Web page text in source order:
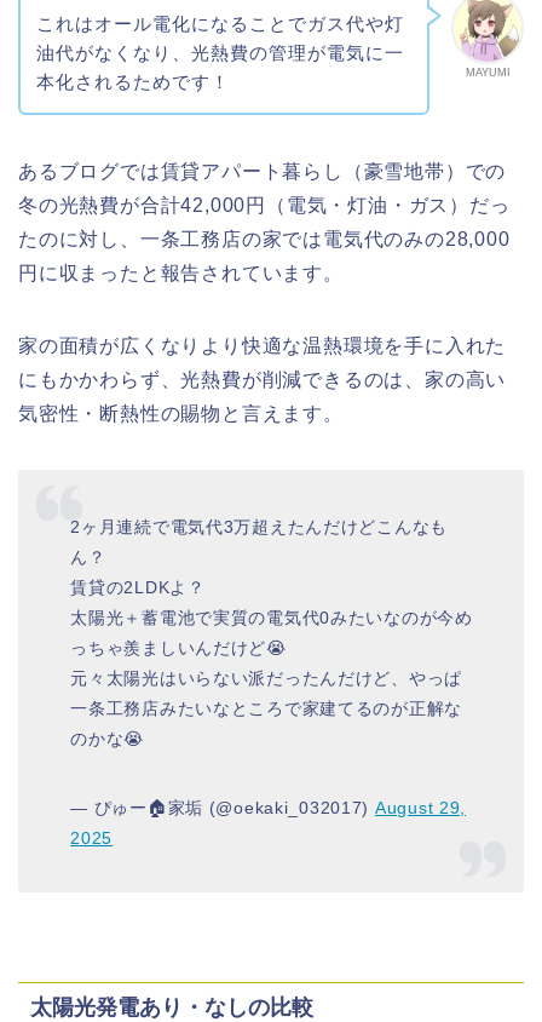
MAYUMI
これはオール電化になることでガス代や灯
油代がなくなり、光熱費の管理が電気に一
本化されるためです！
あるブログでは賃貸アパート暮らし（豪雪地帯）での
冬の光熱費が合計42,000円（電気・灯油・ガス）だっ
たのに対し、一条工務店の家では電気代のみの28,000
円に収まったと報告されています。
家の面積が広くなりより快適な温熱環境を手に入れた
にもかかわらず、光熱費が削減できるのは、家の高い
気密性・断熱性の賜物と言えます。
2ヶ月連続で電気代3万超えたんだけどこんなも
ん？
賃貸の2LDKよ？
太陽光＋蓄電池で実質の電気代0みたいなのが今め
っちゃ羨ましいんだけど😭
元々太陽光はいらない派だったんだけど、やっぱ
一条工務店みたいなところで家建てるのが正解な
のかな😭
— ぴゅー🏠家垢 (@oekaki_032017) August 29,
2025
太陽光発電あり・なしの比較